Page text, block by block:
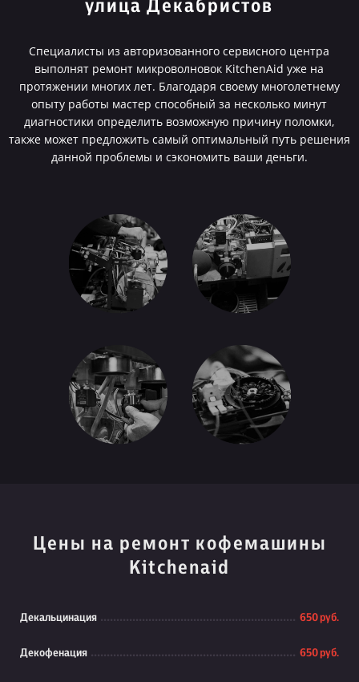
улица Декабристов
Специалисты из авторизованного сервисного центра
выполнят ремонт микроволновок KitchenAid уже на
протяжении многих лет. Благодаря своему многолетнему
опыту работы мастер способный за несколько минут
диагностики определить возможную причину поломки,
также может предложить самый оптимальный путь решения
данной проблемы и сэкономить ваши деньги.
Цены на ремонт кофемашины
Kitchenaid
Декальцинация 650 руб.
Декофенация 650 руб.